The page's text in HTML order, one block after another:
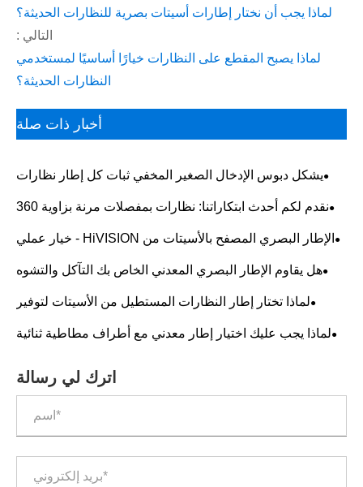
لماذا يجب أن نختار إطارات أسيتات بصرية للنظارات الحديثة؟
التالي :
لماذا يصبح المقطع على النظارات خيارًا أساسيًا لمستخدمي
النظارات الحديثة؟
أخبار ذات صلة
يشكل دبوس الإدخال الصغير المخفي ثبات كل إطار نظارات
معدني.
نقدم لكم أحدث ابتكاراتنا: نظارات بمفصلات مرنة بزاوية 360
درجة!
الإطار البصري المصفح بالأسيتات من HiVISION - خيار عملي
للارتداء اليومي
هل يقاوم الإطار البصري المعدني الخاص بك التآكل والتشوه
بسبب العرق؟
لماذا تختار إطار النظارات المستطيل من الأسيتات لتوفير
الراحة والمتانة والأناقة؟
لماذا يجب عليك اختيار إطار معدني مع أطراف مطاطية ثنائية
اترك لي رسالة